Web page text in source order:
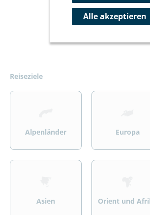
Reiseziele
>
Alpenländer
>
Europa
>
Asien
>
Orient und
Alle akzeptieren